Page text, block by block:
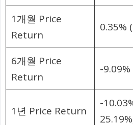
1개월 Price
Return
0.35%
6개월 Price
Return
-
1년 Price Return
-